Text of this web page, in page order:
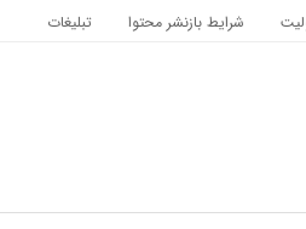
شرایط بازنشر محتوا تبلیغات